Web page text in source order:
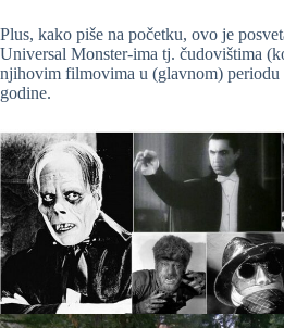
Plus, kako piše na početku, ovo je
Universal Monster-ima tj. čudovištima
njihovim filmovima u (glavnom) periodu
godine.